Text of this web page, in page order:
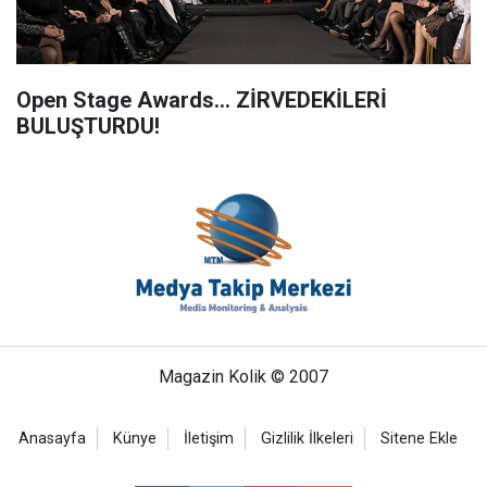
Open Stage Awards... ZİRVEDEKİLERİ
BULUŞTURDU!
Magazin Kolik © 2007
Anasayfa Künye İletişim Gizlilik İlkeleri Sitene Ekle